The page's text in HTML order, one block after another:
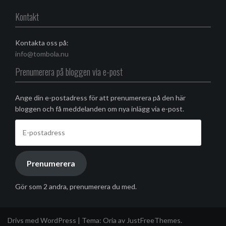
Kontakt
Kontakta oss på:
info@tombola.nu
Prenumerera på bloggen via e-post
Ange din e-postadress för att prenumerera på den här
bloggen och få meddelanden om nya inlägg via e-post.
postadress
Prenumerera
Gör som 2 andra, prenumerera du med.
Drivs med WordPress | Tema: Oria av JustFreeThemes.